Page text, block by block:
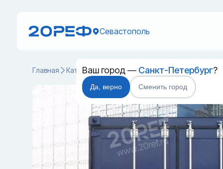
Севастополь
Ваш город — Санкт-Петербург?
Да, верно Сменить город
Главная Каталог Специальные контейнеры Double